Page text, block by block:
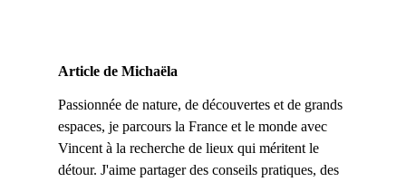
Article de Michaëla
Passionnée de nature, de découvertes et de grands
espaces, je parcours la France et le monde avec
Vincent à la recherche de lieux qui méritent le
détour. J'aime partager des conseils pratiques, des